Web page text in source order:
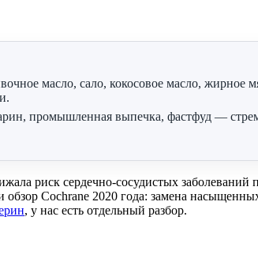
масло, сало, кокосовое масло, жирное
промышленная выпечка, фастфуд —
риск сердечно-сосудистых заболеваний
обзор Cochrane 2020 года: замена
, у нас есть отдельный разбор.